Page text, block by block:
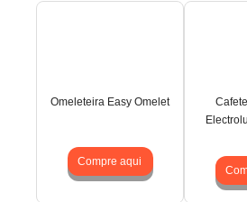
Omeleteira Easy Omelet
Compre aqui